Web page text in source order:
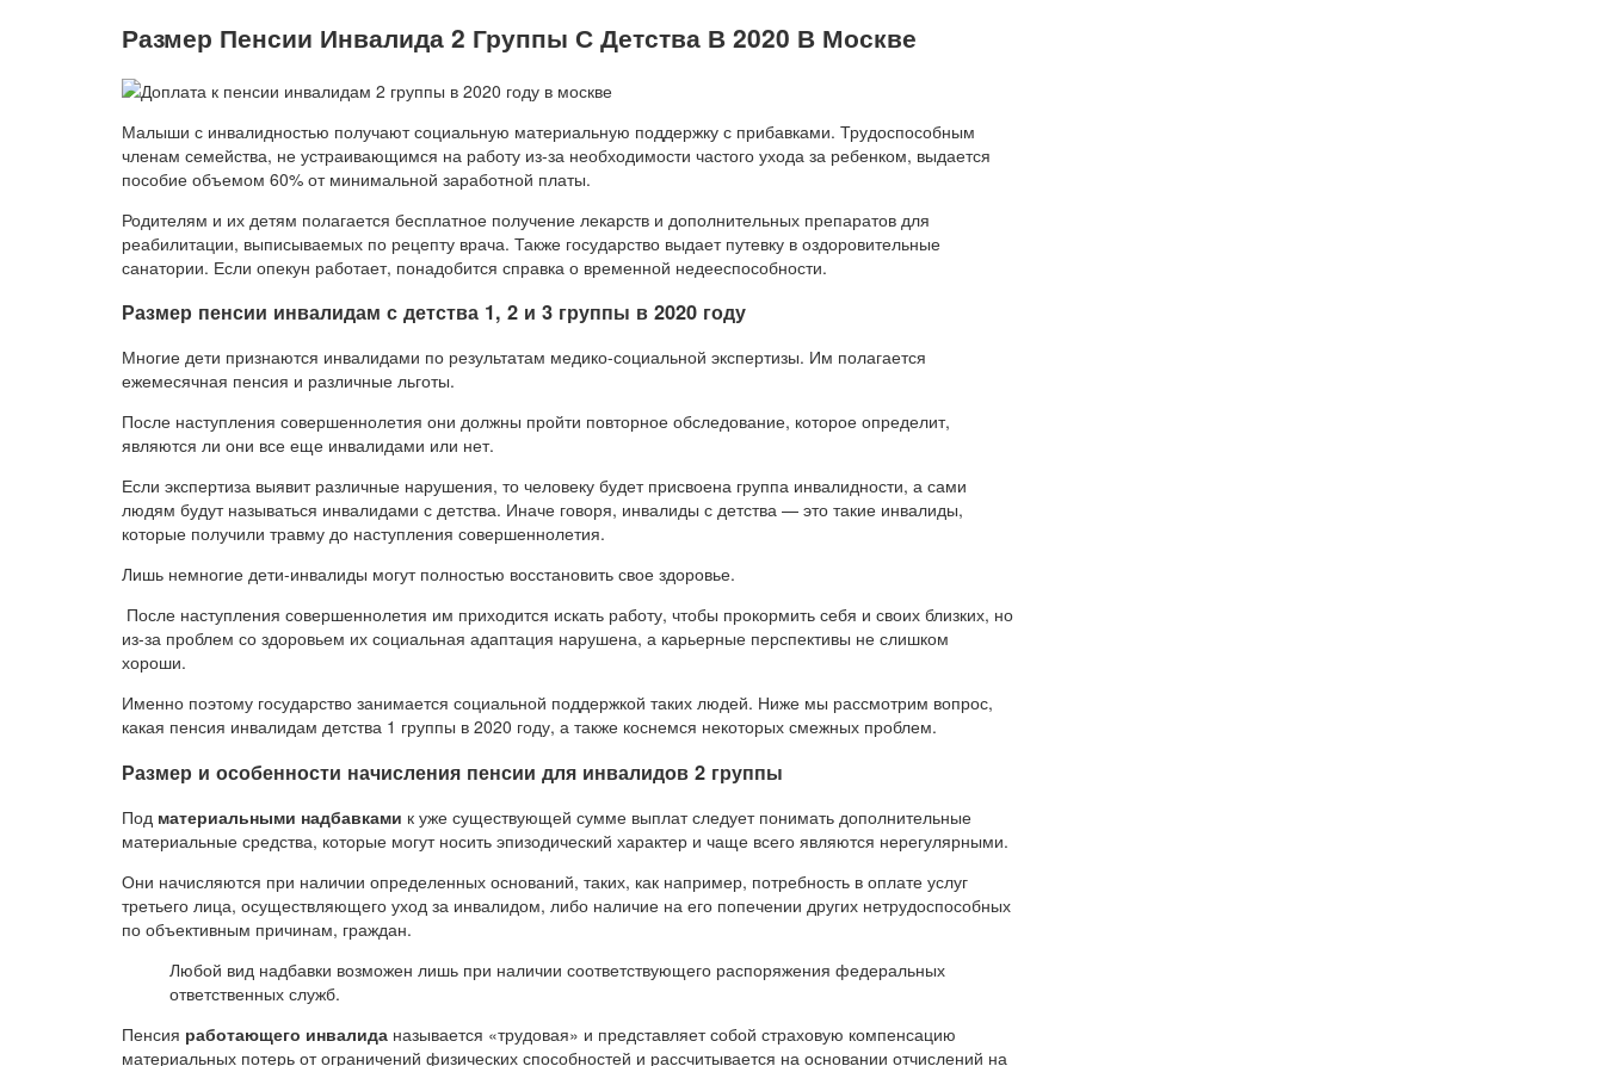
Размер Пенсии Инвалида 2 Группы С Детства В 2020 В Москве
Малыши с инвалидностью получают социальную материальную поддержку с прибавками. Трудоспособным
членам семейства, не устраивающимся на работу из-за необходимости частого ухода за ребенком, выдается
пособие объемом 60% от минимальной заработной платы.
Родителям и их детям полагается бесплатное получение лекарств и дополнительных препаратов для
реабилитации, выписываемых по рецепту врача. Также государство выдает путевку в оздоровительные
санатории. Если опекун работает, понадобится справка о временной недееспособности.
Размер пенсии инвалидам с детства 1, 2 и 3 группы в 2020 году
Многие дети признаются инвалидами по результатам медико-социальной экспертизы. Им полагается
ежемесячная пенсия и различные льготы.
После наступления совершеннолетия они должны пройти повторное обследование, которое определит,
являются ли они все еще инвалидами или нет.
Если экспертиза выявит различные нарушения, то человеку будет присвоена группа инвалидности, а сами
людям будут называться инвалидами с детства. Иначе говоря, инвалиды с детства — это такие инвалиды,
которые получили травму до наступления совершеннолетия.
Лишь немногие дети-инвалиды могут полностью восстановить свое здоровье.
После наступления совершеннолетия им приходится искать работу, чтобы прокормить себя и своих близких, но
из-за проблем со здоровьем их социальная адаптация нарушена, а карьерные перспективы не слишком
хороши.
Именно поэтому государство занимается социальной поддержкой таких людей. Ниже мы рассмотрим вопрос,
какая пенсия инвалидам детства 1 группы в 2020 году, а также коснемся некоторых смежных проблем.
Размер и особенности начисления пенсии для инвалидов 2 группы
Под материальными надбавками к уже существующей сумме выплат следует понимать дополнительные
материальные средства, которые могут носить эпизодический характер и чаще всего являются нерегулярными.
Они начисляются при наличии определенных оснований, таких, как например, потребность в оплате услуг
третьего лица, осуществляющего уход за инвалидом, либо наличие на его попечении других нетрудоспособных
по объективным причинам, граждан.
Любой вид надбавки возможен лишь при наличии соответствующего распоряжения федеральных
ответственных служб.
Пенсия работающего инвалида называется «трудовая» и представляет собой страховую компенсацию
материальных потерь от ограничений физических способностей и рассчитывается на основании отчислений на